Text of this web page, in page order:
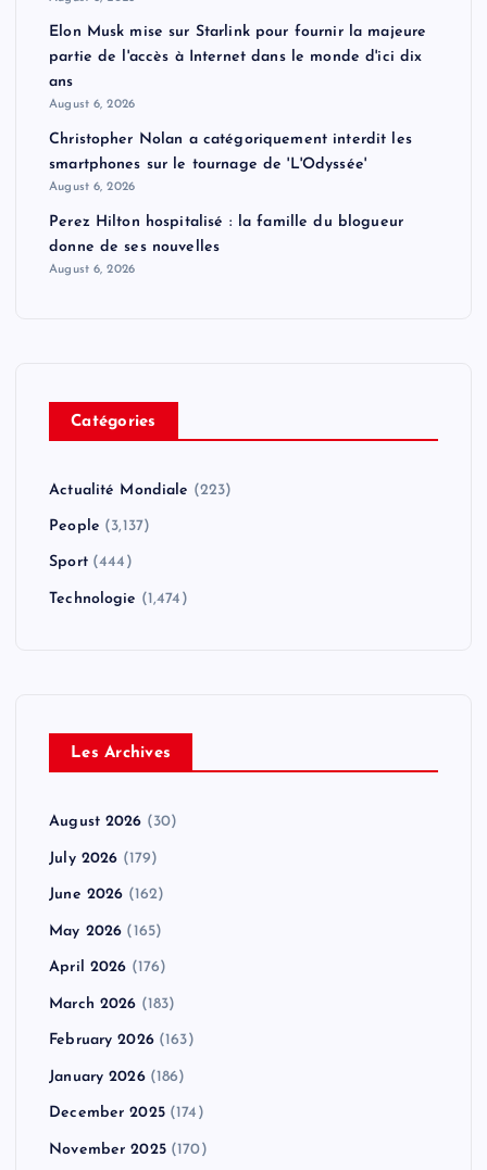
Elon Musk mise sur Starlink pour fournir la majeure
partie de l'accès à Internet dans le monde d'ici dix
ans
August 6, 2026
Christopher Nolan a catégoriquement interdit les
smartphones sur le tournage de 'L'Odyssée'
August 6, 2026
Perez Hilton hospitalisé : la famille du blogueur
donne de ses nouvelles
August 6, 2026
Catégories
Actualité Mondiale (223)
People (3,137)
Sport(444)
Technologie (1,474)
Les Archives
August 2026 (30)
July 2026 (179)
June 2026 (162)
May 2026 (165)
April 2026 (176)
March 2026 (183)
February 2026(163)
January 2026(186)
December 2025(174)
November 2025(170)